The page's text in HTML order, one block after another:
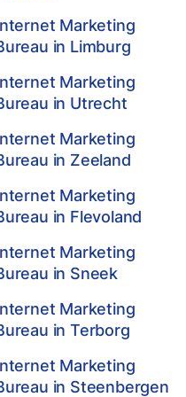
Marketing
in Limburg
Marketing
in Utrecht
Marketing
in Zeeland
Marketing
in Flevoland
Marketing
in Sneek
Marketing
in Terborg
Marketing
in Steenbergen